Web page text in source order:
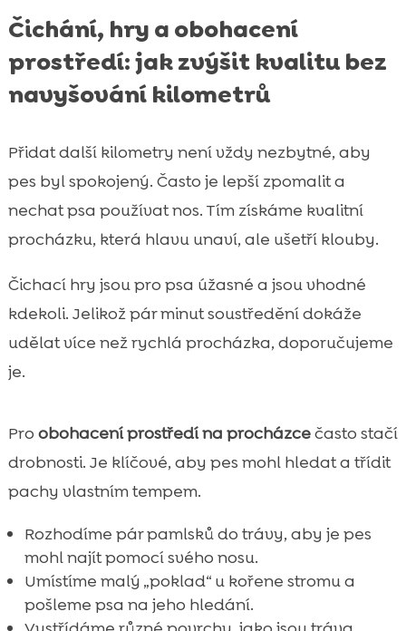
Čichání, hry a obohacení
prostředí: jak zvýšit kvalitu bez
navyšování kilometrů
Přidat další kilometry není vždy nezbytné, aby
pes byl spokojený. Často je lepší zpomalit a
nechat psa používat nos. Tím získáme kvalitní
procházku, která hlavu unaví, ale ušetří klouby.
Čichací hry jsou pro psa úžasné a jsou vhodné
kdekoli. Jelikož pár minut soustředění dokáže
udělat více než rychlá procházka, doporučujeme
je.
Pro obohacení prostředí na procházcečasto stačí
drobnosti. Je klíčové, aby pes mohl hledat a třídit
pachy vlastním tempem.
Rozhodíme pár pamlsků do trávy, aby je pes
mohl najít pomocí svého nosu.
Umístíme malý „poklad“ u kořene stromu a
pošleme psa na jeho hledání.